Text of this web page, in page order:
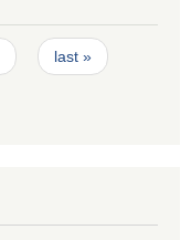
last »